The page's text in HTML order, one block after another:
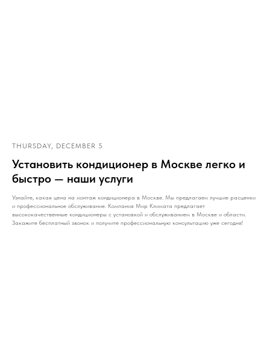
THURSDAY, DECEMBER 5
Установить кондиционер в Москве легко и
быстро — наши услуги
Узнайте, какая цена на монтаж кондиционера в Москве. Мы предлагаем лучшие расценки
и профессиональное обслуживание. Компания Мир Климата предлагает
высококачественные кондиционеры с установкой и обслуживанием в Москве и области.
Закажите бесплатный звонок и получите профессиональную консультацию уже сегодня!